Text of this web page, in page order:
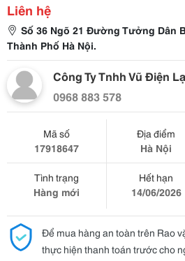
Liên hệ
Số 36 Ngõ 21 Đường Tưởng Dân
Thành Phố Hà Nội.
Công Ty Tnhh Vũ Điện
0968 883 578
Mã số
17918647
Địa điểm
Hà Nội
Tình trạng
Hàng mới
Hết hạn
14/06/2026
Để mua hàng an toàn trên Rao
thực hiện thanh toán trước cho